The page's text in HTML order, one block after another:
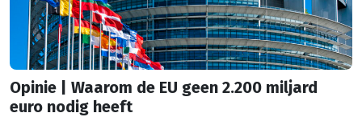
Opinie | Waarom de EU geen 2.200 miljard
euro nodig heeft